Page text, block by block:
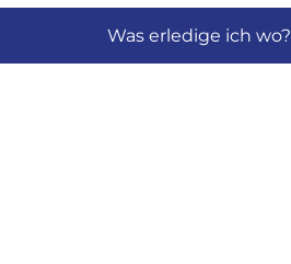
Was erledige ich wo?